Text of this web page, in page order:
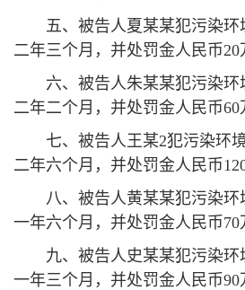
五、被告人夏某某犯污染环
二年三个月，并处罚金人民币20
六、被告人朱某某犯污染环
二年二个月，并处罚金人民币60
七、被告人王某2犯污染环
二年六个月，并处罚金人民币120
八、被告人黄某某犯污染环
一年六个月，并处罚金人民币70
九、被告人史某某犯污染环
一年三个月，并处罚金人民币90